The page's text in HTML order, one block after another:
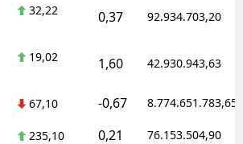
32,22 0,37 92.934.703,20
19,02 1,60 42.930.943,63
67,10 -0,67 8.774.651.783,65
235,10 0,21 76.153.504,90